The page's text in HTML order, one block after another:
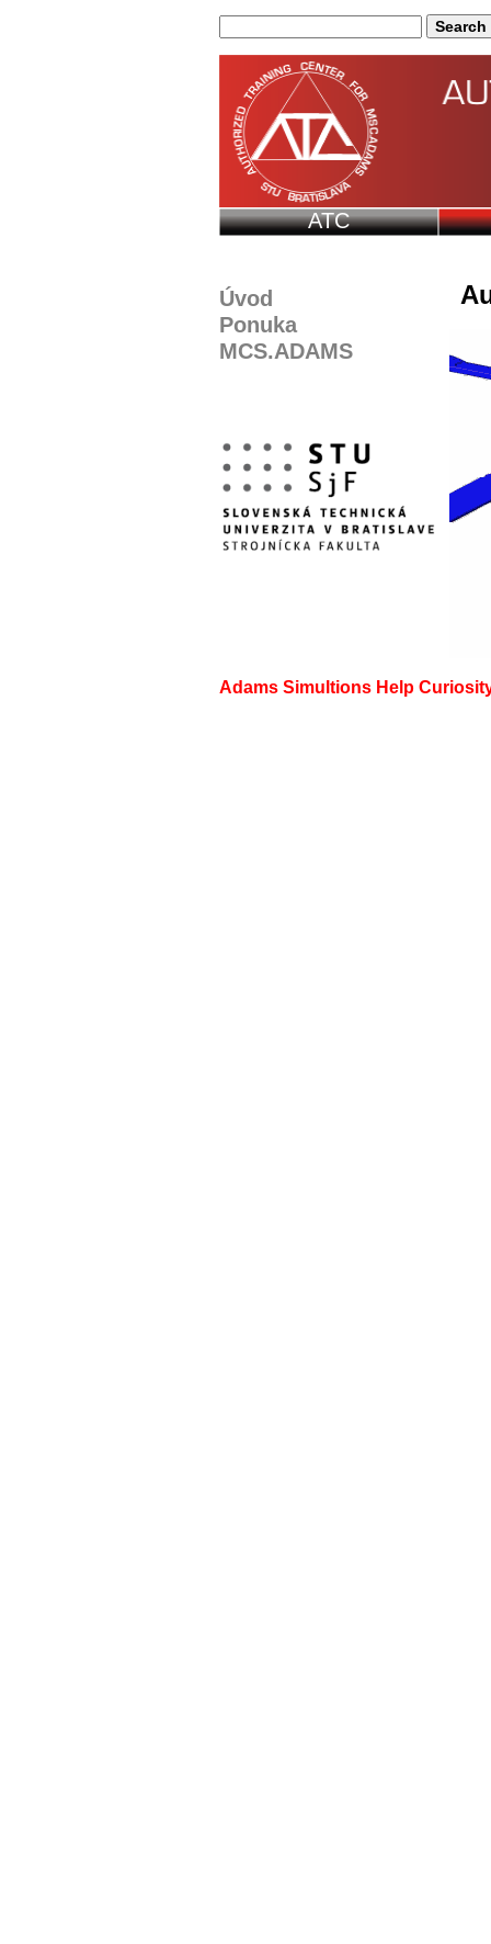
ATC
Adams Simultions Help